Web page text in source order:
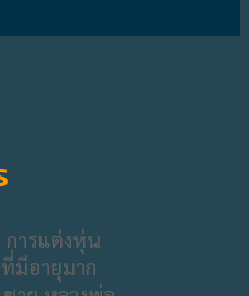
การแต่งหุ่น
มีอายุมาก